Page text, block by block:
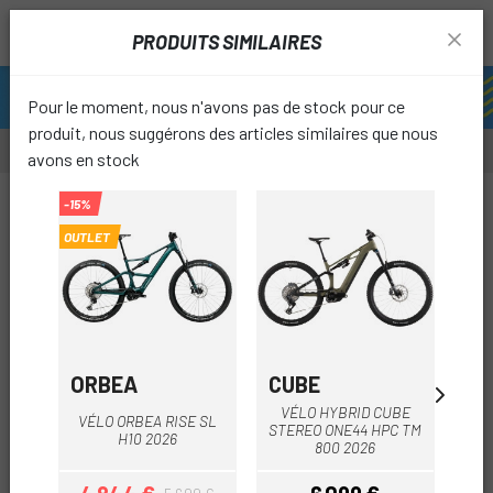
PRODUITS SIMILAIRES
Pour le moment, nous n'avons pas de stock pour ce
produit, nous suggérons des articles similaires que nous
avons en stock
-15%
OUTLET
ORBEA
VÉLO ORBEA RISE SL
H10 2026
CUBE
VÉLO HYBRID CUBE
STEREO ONE44 HPC TM
800 2026